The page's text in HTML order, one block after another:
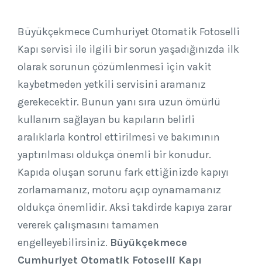
Büyükçekmece Cumhuriyet Otomatik Fotoselli
Kapı servisi ile ilgili bir sorun yaşadığınızda ilk
olarak sorunun çözümlenmesi için vakit
kaybetmeden yetkili servisini aramanız
gerekecektir. Bunun yanı sıra uzun ömürlü
kullanım sağlayan bu kapıların belirli
aralıklarla kontrol ettirilmesi ve bakımının
yaptırılması oldukça önemli bir konudur.
Kapıda oluşan sorunu fark ettiğinizde kapıyı
zorlamamanız, motoru açıp oynamamanız
oldukça önemlidir. Aksi takdirde kapıya zarar
vererek çalışmasını tamamen
engelleyebilirsiniz. Büyükçekmece
Cumhuriyet Otomatik Fotoselli Kapı